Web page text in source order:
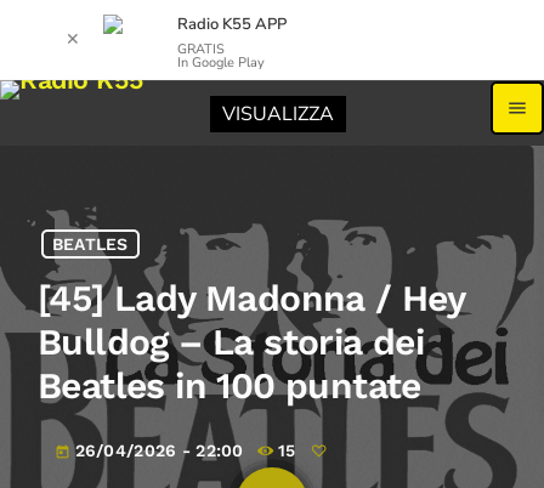
menu
BEATLES
[45] Lady Madonna / Hey
Bulldog – La storia dei
Beatles in 100 puntate
today 26/04/2026 - 22:00 15
✕
Radio K55 APP
GRATIS
In Google Play
VISUALIZZA